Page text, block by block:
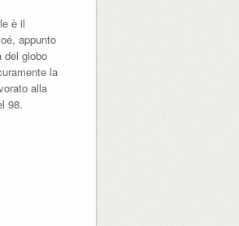
è il
appunto
del globo
la
alla
98.